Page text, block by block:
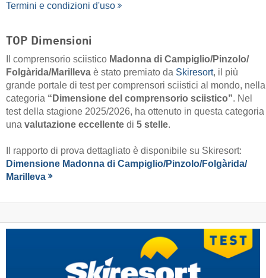
Termini e condizioni d'uso
TOP Dimensioni
Il comprensorio sciistico Madonna di Campiglio/​Pinzolo/​
Folgàrida/​Marilleva è stato premiato da Skiresort, il più
grande portale di test per comprensori sciistici al mondo, nella
categoria “Dimensione del comprensorio sciistico”. Nel
test della stagione 2025/2026, ha ottenuto in questa categoria
una valutazione eccellente di 5 stelle.
Il rapporto di prova dettagliato è disponibile su Skiresort:
Dimensione Madonna di Campiglio/​Pinzolo/​Folgàrida/​
Marilleva